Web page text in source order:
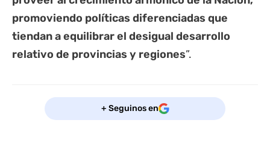
promoviendo políticas diferenciadas que
tiendan a equilibrar el desigual desarrollo
relativo de provincias y regiones”.
+ Seguinos en